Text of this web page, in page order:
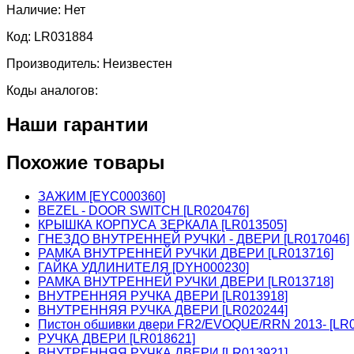
Наличие: Нет
Код: LR031884
Производитель: Неизвестен
Коды аналогов:
Наши гарантии
Похожие товары
ЗАЖИМ [EYC000360]
BEZEL - DOOR SWITCH [LR020476]
КРЫШКА КОРПУСА ЗЕРКАЛА [LR013505]
ГНЕЗДО ВНУТРЕННЕЙ РУЧКИ - ДВЕРИ [LR017046]
РАМКА ВНУТРЕННЕЙ РУЧКИ ДВЕРИ [LR013716]
ГАЙКА УДЛИНИТЕЛЯ [DYH000230]
РАМКА ВНУТРЕННЕЙ РУЧКИ ДВЕРИ [LR013718]
ВНУТРЕННЯЯ РУЧКА ДВЕРИ [LR013918]
ВНУТРЕННЯЯ РУЧКА ДВЕРИ [LR020244]
Пистон обшивки двери FR2/EVOQUE/RRN 2013-
РУЧКА ДВЕРИ [LR018621]